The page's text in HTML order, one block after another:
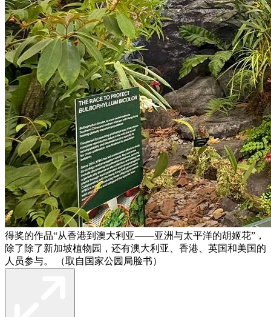
得奖的作品“从香港到澳大利亚——亚洲与太平洋的胡姬花”，
除了除了新加坡植物园，还有澳大利亚、香港、英国和美国的
人员参与。 （取自国家公园局脸书）